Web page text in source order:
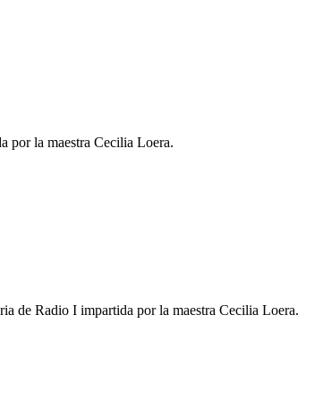
por la maestra Cecilia Loera.
de Radio I impartida por la maestra Cecilia Loera.